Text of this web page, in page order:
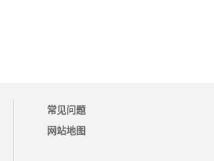
常见问题
网站地图